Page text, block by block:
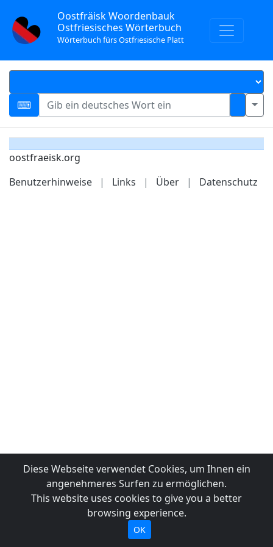
Oostfräisk Woordenbauk
Ostfriesisches Wörterbuch
Wörterbuch fürs Ostfriesische Platt
oostfraeisk.org
Benutzerhinweise
| Links | Über | Datenschutz
Diese Webseite verwendet Cookies, um Ihnen ein
angenehmeres Surfen zu ermöglichen.
This website uses cookies to give you a better
browsing experience.
OK